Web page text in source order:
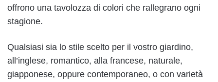
offrono una tavolozza di colori che rallegrano ogni
stagione.
Qualsiasi sia lo stile scelto per il vostro giardino,
all’inglese, romantico, alla francese, naturale,
giapponese, oppure contemporaneo, o con varietà